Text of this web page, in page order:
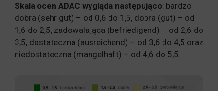
Skala ocen ADAC wygląda następująco: bardzo
dobra (sehr gut) – od 0,6 do 1,5, dobra (gut) – od
1,6 do 2,5, zadowalająca (befriedigend) – od 2,6 do
3,5, dostateczna (ausreichend) – od 3,6 do 4,5 oraz
niedostateczna (mangelhaft) – od 4,6 do 5,5.